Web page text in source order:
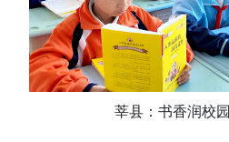
莘县：书香润校园